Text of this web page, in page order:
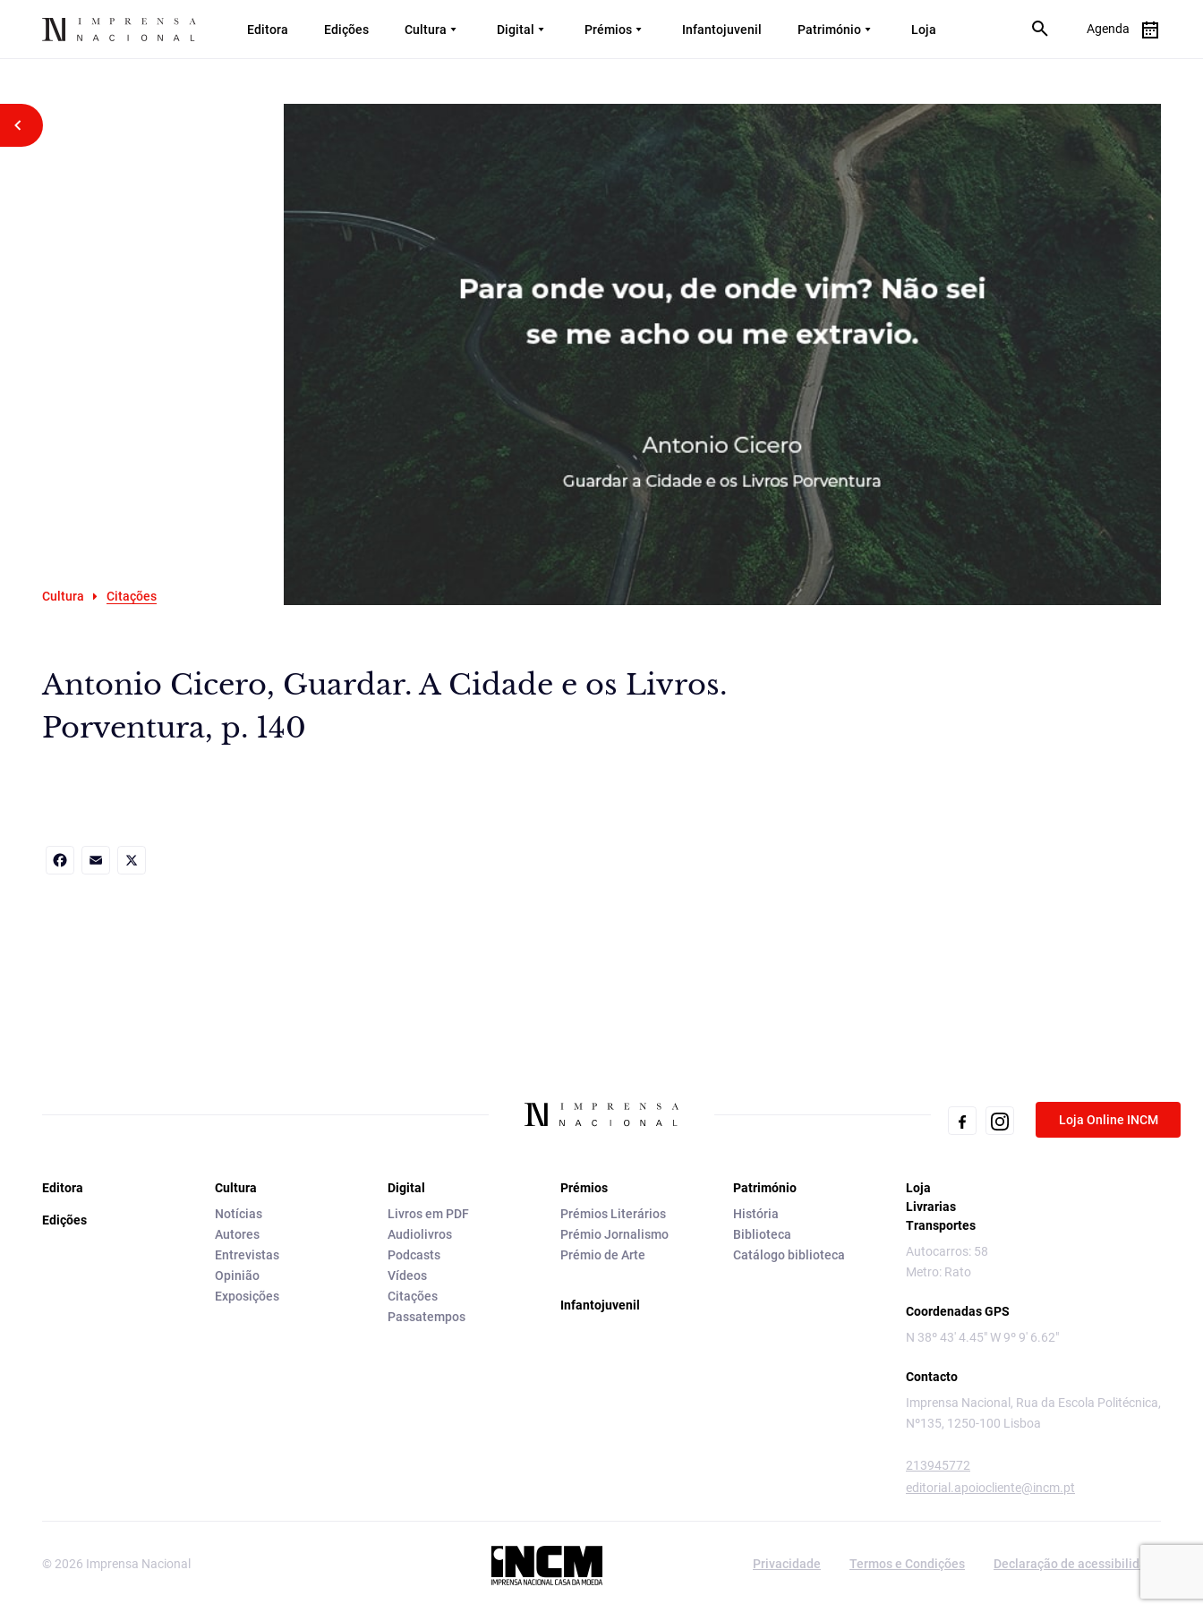
Editora Edições Cultura Digital Prémios Infantojuvenil Património Loja Agenda
Voltar atrás
Cultura Citações
Antonio Cicero, Guardar. A Cidade e os Livros.
Porventura, p. 140
Loja Online INCM
Editora
Edições
Cultura
Notícias
Autores
Entrevistas
Opinião
Exposições
Digital
Livros em PDF
Audiolivros
Podcasts
Vídeos
Citações
Passatempos
Prémios
Prémios Literários
Prémio Jornalismo
Prémio de Arte
Infantojuvenil
Património
História
Biblioteca
Catálogo biblioteca
Loja
Livrarias
Transportes
Autocarros: 58
Metro: Rato
Coordenadas GPS
N 38º 43' 4.45" W 9º 9' 6.62"
Contacto
Imprensa Nacional, Rua da Escola Politécnica,
Nº135, 1250-100 Lisboa
213945772
editorial.apoiocliente@incm.pt
© 2026 Imprensa Nacional Privacidade Termos e Condições Declaração de acessibilidade